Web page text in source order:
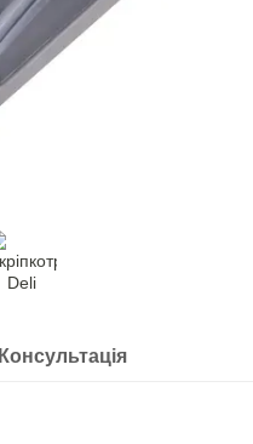
Консультація